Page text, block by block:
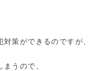
策ができるのですが、
うので、